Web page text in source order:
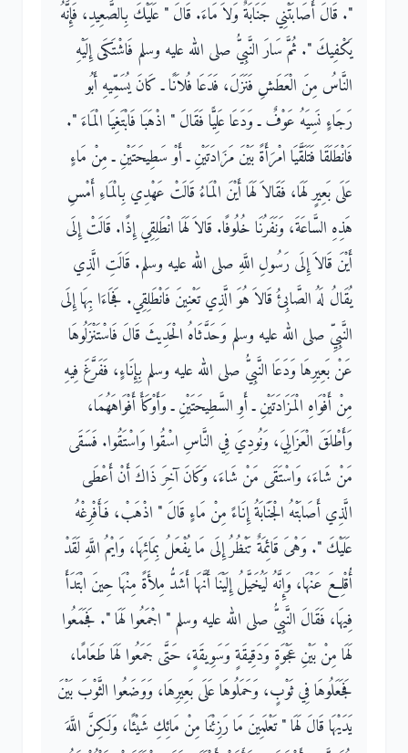
‏"‏‏.‏ قَالَ أَصَابَتْنِي جَنَابَةٌ وَلاَ مَاءَ‏.‏ قَالَ ‏"‏ عَلَيْكَ بِالصَّعِيدِ، فَإِنَّهُ
يَكْفِيكَ ‏"‏‏.‏ ثُمَّ سَارَ النَّبِيُّ صلى الله عليه وسلم فَاشْتَكَى إِلَيْهِ
النَّاسُ مِنَ الْعَطَشِ فَنَزَلَ، فَدَعَا فُلاَنًا ـ كَانَ يُسَمِّيهِ أَبُو
رَجَاءٍ نَسِيَهُ عَوْفٌ ـ وَدَعَا عَلِيًّا فَقَالَ ‏"‏ اذْهَبَا فَابْتَغِيَا الْمَاءَ ‏"‏‏.‏
فَانْطَلَقَا فَتَلَقَّيَا امْرَأَةً بَيْنَ مَزَادَتَيْنِ ـ أَوْ سَطِيحَتَيْنِ ـ مِنْ مَاءٍ
عَلَى بَعِيرٍ لَهَا، فَقَالاَ لَهَا أَيْنَ الْمَاءُ قَالَتْ عَهْدِي بِالْمَاءِ أَمْسِ
هَذِهِ السَّاعَةَ، وَنَفَرُنَا خُلُوفًا‏.‏ قَالاَ لَهَا انْطَلِقِي إِذًا‏.‏ قَالَتْ إِلَى
أَيْنَ قَالاَ إِلَى رَسُولِ اللَّهِ صلى الله عليه وسلم‏.‏ قَالَتِ الَّذِي
يُقَالُ لَهُ الصَّابِئُ قَالاَ هُوَ الَّذِي تَعْنِينَ فَانْطَلِقِي‏.‏ فَجَاءَا بِهَا إِلَى
النَّبِيِّ صلى الله عليه وسلم وَحَدَّثَاهُ الْحَدِيثَ قَالَ فَاسْتَنْزَلُوهَا
عَنْ بَعِيرِهَا وَدَعَا النَّبِيُّ صلى الله عليه وسلم بِإِنَاءٍ، فَفَرَّغَ فِيهِ
مِنْ أَفْوَاهِ الْمَزَادَتَيْنِ ـ أَوِ السَّطِيحَتَيْنِ ـ وَأَوْكَأَ أَفْوَاهَهُمَا،
وَأَطْلَقَ الْعَزَالِيَ، وَنُودِيَ فِي النَّاسِ اسْقُوا وَاسْتَقُوا‏.‏ فَسَقَى
مَنْ شَاءَ، وَاسْتَقَى مَنْ شَاءَ، وَكَانَ آخِرَ ذَاكَ أَنْ أَعْطَى
الَّذِي أَصَابَتْهُ الْجَنَابَةُ إِنَاءً مِنْ مَاءٍ قَالَ ‏"‏ اذْهَبْ، فَأَفْرِغْهُ
عَلَيْكَ ‏"‏‏.‏ وَهْىَ قَائِمَةٌ تَنْظُرُ إِلَى مَا يُفْعَلُ بِمَائِهَا، وَايْمُ اللَّهِ لَقَدْ
أُقْلِعَ عَنْهَا، وَإِنَّهُ لَيُخَيَّلُ إِلَيْنَا أَنَّهَا أَشَدُّ مِلأَةً مِنْهَا حِينَ ابْتَدَأَ
فِيهَا، فَقَالَ النَّبِيُّ صلى الله عليه وسلم ‏"‏ اجْمَعُوا لَهَا ‏"‏‏.‏ فَجَمَعُوا
لَهَا مِنْ بَيْنِ عَجْوَةٍ وَدَقِيقَةٍ وَسَوِيقَةٍ، حَتَّى جَمَعُوا لَهَا طَعَامًا،
فَجَعَلُوهَا فِي ثَوْبٍ، وَحَمَلُوهَا عَلَى بَعِيرِهَا، وَوَضَعُوا الثَّوْبَ بَيْنَ
يَدَيْهَا قَالَ لَهَا ‏"‏ تَعْلَمِينَ مَا رَزِئْنَا مِنْ مَائِكِ شَيْئًا، وَلَكِنَّ اللَّهَ